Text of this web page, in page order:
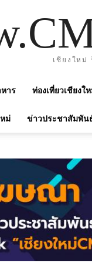
เชียงใหม่
าร ท่องเที่ยวเชียงใ
ม่ ข่าวประชาสัมพัน